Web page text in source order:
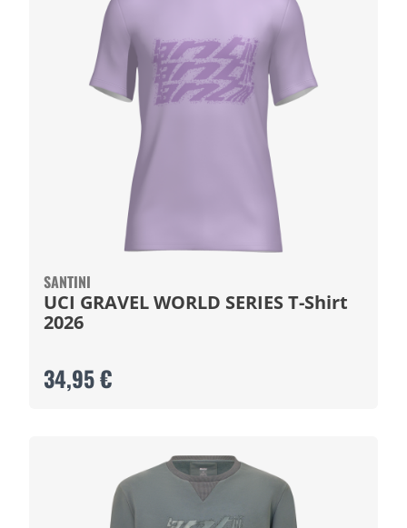
SANTINI
UCI GRAVEL WORLD SERIES T-Shirt
2026
34,95 €